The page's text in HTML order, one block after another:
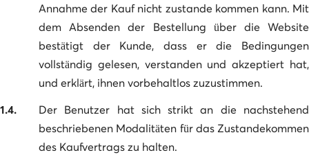
Annahme der Kauf nicht zustande kommen kann. Mit
dem Absenden der Bestellung über die Website
bestätigt der Kunde, dass er die Bedingungen
vollständig gelesen, verstanden und akzeptiert hat,
und erklärt, ihnen vorbehaltlos zuzustimmen.
1.4.
Der Benutzer hat sich strikt an die nachstehend
beschriebenen Modalitäten für das Zustandekommen
des Kaufvertrags zu halten.